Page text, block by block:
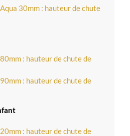
30mm : hauteur de chute
: hauteur de chute de
: hauteur de chute de
: hauteur de chute de